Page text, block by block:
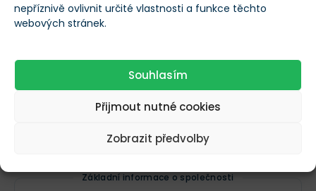
nepříznivě ovlivnit určité vlastnosti a funkce těchto
webových stránek.
Souhlasím
Přijmout nutné cookies
Zobrazit předvolby
Více informací o Pagaya
Základní informace
Pagaya
PGY
Základní informace o společnosti